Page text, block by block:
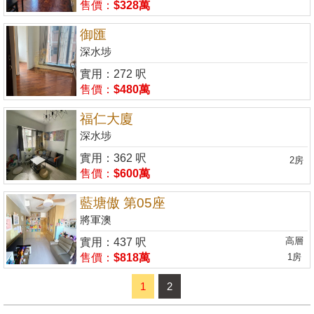
售價： $328萬
御匯
深水埗
實用：272 呎
售價： $480萬
福仁大廈
深水埗
2房
實用：362 呎
售價： $600萬
藍塘傲 第05座
將軍澳
高層
1房
實用：437 呎
售價： $818萬
1 2